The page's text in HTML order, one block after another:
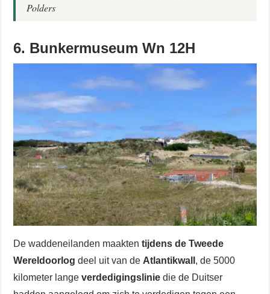
Polders
6. Bunkermuseum Wn 12H
De waddeneilanden maaktentijdens de Tweede
Wereldoorlog deel uit van de Atlantikwall , de 5000
kilometer langeverdedigingslinie die de Duitser